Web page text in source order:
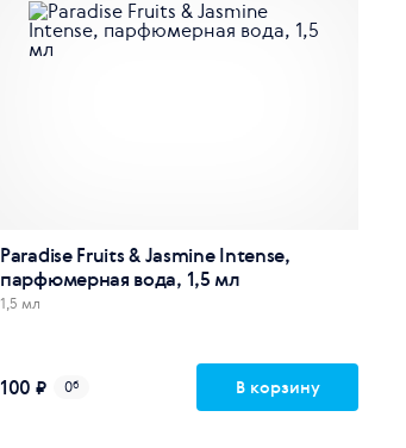
Paradise Fruits & Jasmine Intense,
парфюмерная вода, 1,5 мл
1,5 мл
100 ₽ 0б В корзину